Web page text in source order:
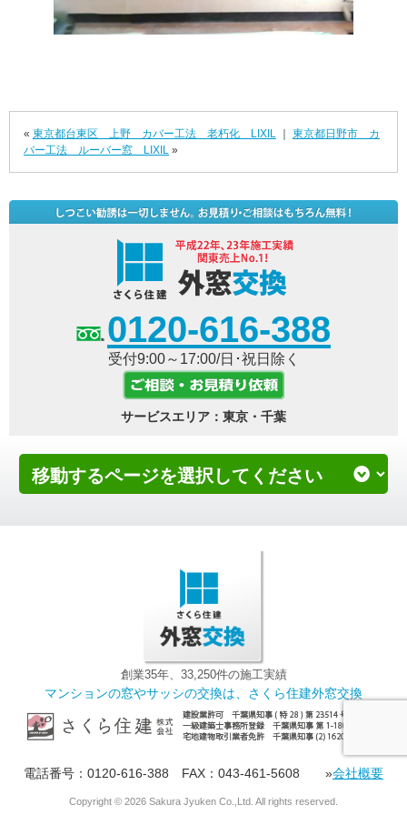
« 東京都台東区 上野 カバー工法 老朽化 LIXIL
東京都日野市 カ
バー工法 ルーバー窓 LIXIL »
0120-616-388
受付9:00～17:00/日･祝日除く
サービスエリア：東京・千葉
創業35年、33,250件の施工実績
マンションの窓やサッシの交換は、さくら住建外窓交換
電話番号：0120-616-388 FAX：043-461-5608 »会社概要
Copyright © 2026 Sakura Jyuken Co.,Ltd. All rights reserved.